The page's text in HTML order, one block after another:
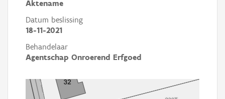
Aktename
Datum beslissing
18-11-2021
Behandelaar
Agentschap Onroerend Erfgoed